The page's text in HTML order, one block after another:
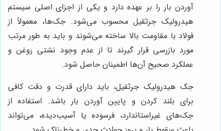
آوردن بار را بر عهده دارد و یکی از اجزای اصلی سیستم
هیدرولیک جرثقیل محسوب می‌شود. جک‌ها، معمولاً از
فولاد با مقاومت بالا ساخته می‌شوند و باید به طور مرتب
مورد بازرسی قرار گیرند تا از عدم وجود نشتی روغن و
عملکرد صحیح آن‌ها اطمینان حاصل شود.
جک هیدرولیک جرثقیل، باید دارای قدرت و دقت کافی
برای بلند کردن و پایین آوردن بار باشد. استفاده از
جک‌های غیراستاندارد، فرسوده یا آسیب‌دیده، می‌تواند